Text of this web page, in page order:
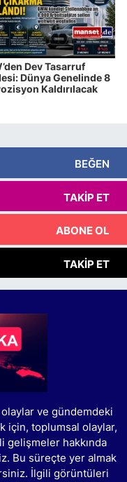
Dev Tasarruf
Dünya Genelinde 8
Kaldırılacak
BEĞEN
TAKIP ET
ABONE OL
TAKIP ET
ve gündemdeki
için, toplumsal olaylar,
gelişmeler hakkında
Bu süreçte yer almak
İlgili görüntüleri